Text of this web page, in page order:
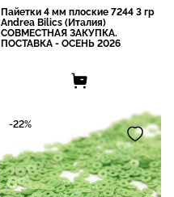
Пайетки 4 мм плоские 7244 3 гр
Andrea Bilics (Италия)
СОВМЕСТНАЯ ЗАКУПКА.
ПОСТАВКА - ОСЕНЬ 2026
-22%